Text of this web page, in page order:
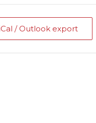
/ Outlook export